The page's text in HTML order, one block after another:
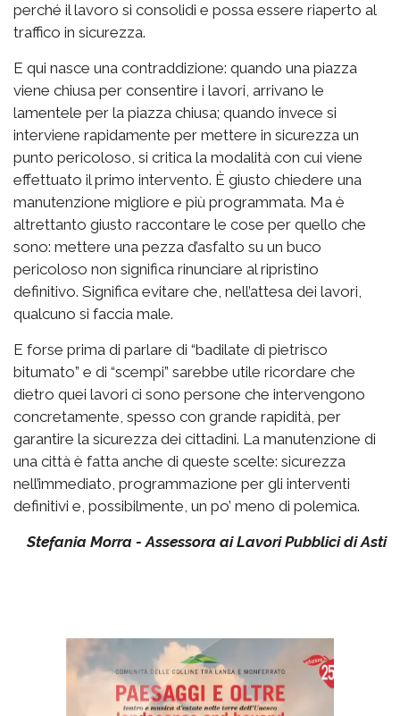
perché il lavoro si consolidi e possa essere riaperto al
traffico in sicurezza.
E qui nasce una contraddizione: quando una piazza
viene chiusa per consentire i lavori, arrivano le
lamentele per la piazza chiusa; quando invece si
interviene rapidamente per mettere in sicurezza un
punto pericoloso, si critica la modalità con cui viene
effettuato il primo intervento. È giusto chiedere una
manutenzione migliore e più programmata. Ma è
altrettanto giusto raccontare le cose per quello che
sono: mettere una pezza d’asfalto su un buco
pericoloso non significa rinunciare al ripristino
definitivo. Significa evitare che, nell’attesa dei lavori,
qualcuno si faccia male.
E forse prima di parlare di “badilate di pietrisco
bitumato” e di “scempi” sarebbe utile ricordare che
dietro quei lavori ci sono persone che intervengono
concretamente, spesso con grande rapidità, per
garantire la sicurezza dei cittadini. La manutenzione di
una città è fatta anche di queste scelte: sicurezza
nell’immediato, programmazione per gli interventi
definitivi e, possibilmente, un po’ meno di polemica.
Stefania Morra - Assessora ai Lavori Pubblici di Asti